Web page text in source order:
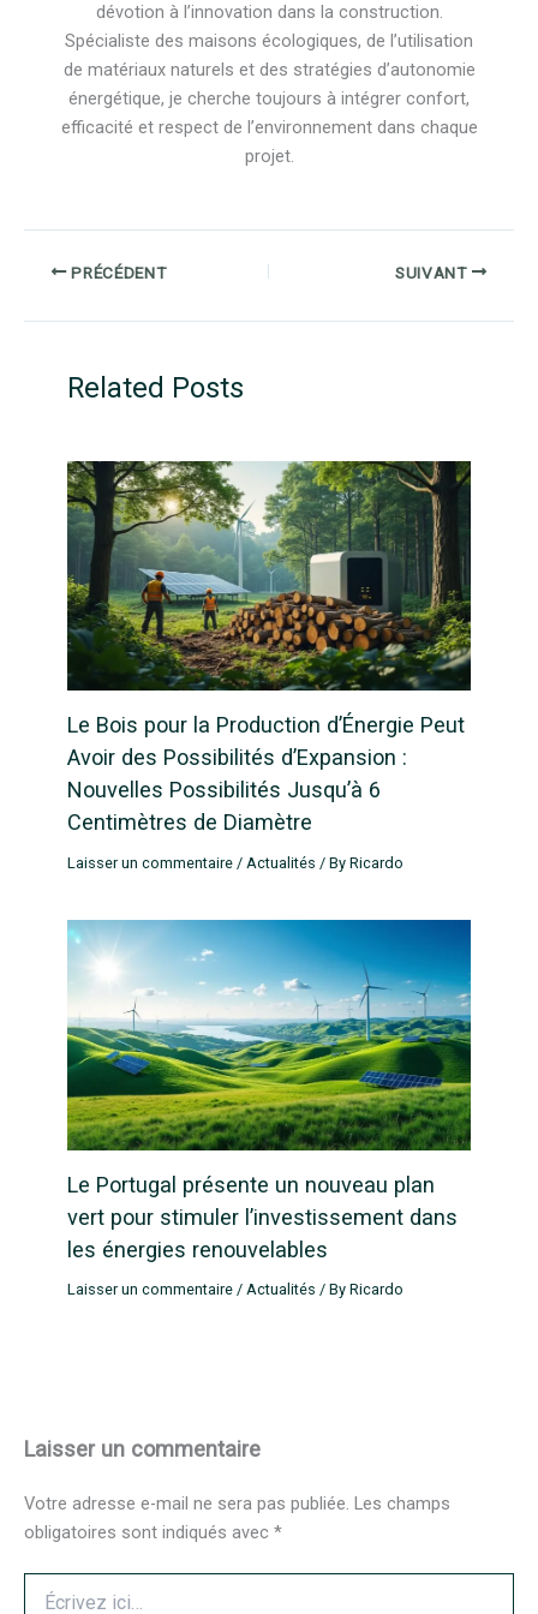
dévotion à l’innovation dans la construction.
Spécialiste des maisons écologiques, de l’utilisation
de matériaux naturels et des stratégies d’autonomie
énergétique, je cherche toujours à intégrer confort,
efficacité et respect de l’environnement dans chaque
projet.
PRÉCÉDENT SUIVANT
Related Posts
Le Bois pour la Production d’Énergie Peut
Avoir des Possibilités d’Expansion :
Nouvelles Possibilités Jusqu’à 6
Centimètres de Diamètre
Laisser un commentaire / Actualités / ByRicardo
Le Portugal présente un nouveau plan
vert pour stimuler l’investissement dans
les énergies renouvelables
Laisser un commentaire /Actualités / ByRicardo
Laisser un commentaire
Votre adresse e-mail ne sera pas publiée. Les champs
obligatoires sont indiqués avec *
ici…